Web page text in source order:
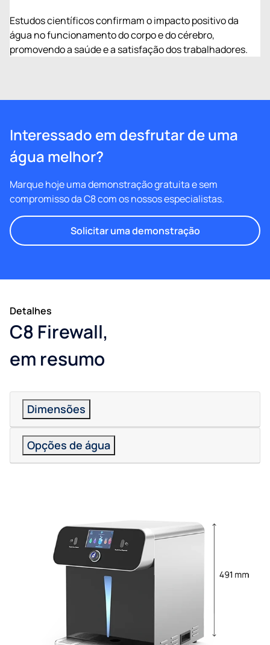
Estudos científicos confirmam o impacto positivo da
água no funcionamento do corpo e do cérebro,
promovendo a saúde e a satisfação dos trabalhadores.
Interessado em desfrutar de uma
água melhor?
Marque hoje uma demonstração gratuita e sem
compromisso da C8 com os nossos especialistas.
Solicitar uma demonstração
Detalhes
C8 Firewall,
em resumo
Dimensões
Opções de água